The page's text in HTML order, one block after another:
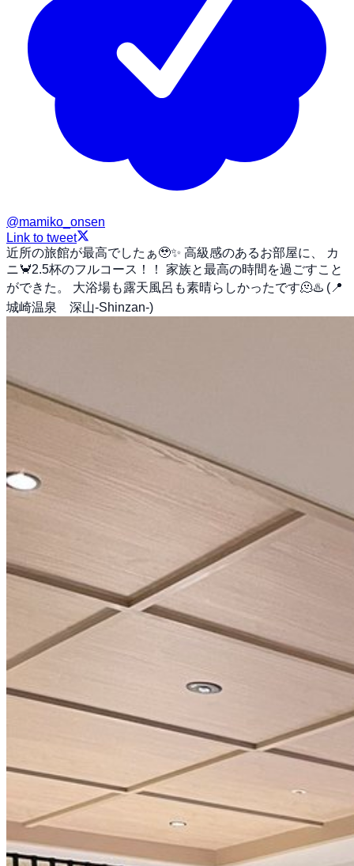
@mamiko_onsen
Link to tweet
近所の旅館が最高でしたぁ🥹✨ 高級感のあるお部屋に、 カ
ニ🦀2.5杯のフルコース！！ 家族と最高の時間を過ごすこと
ができた。 大浴場も露天風呂も素晴らしかったです🫠♨️ (📍
城崎温泉 深山-Shinzan-)